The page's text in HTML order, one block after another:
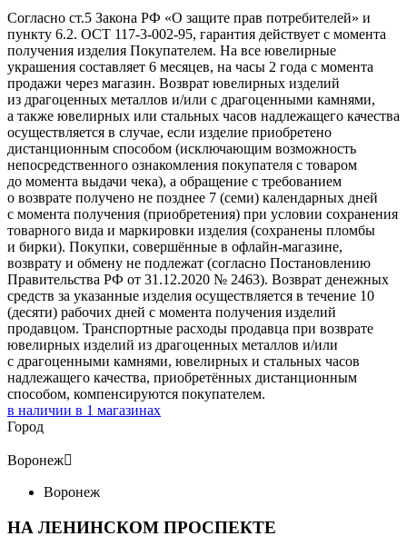
Согласно ст.5 Закона РФ «О защите прав потребителей» и
пункту 6.2. ОСТ 117-3-002-95, гарантия действует с момента
получения изделия Покупателем. На все ювелирные
украшения составляет 6 месяцев, на часы 2 года с момента
продажи через магазин. Возврат ювелирных изделий
из драгоценных металлов и/или с драгоценными камнями,
а также ювелирных или стальных часов надлежащего качества
осуществляется в случае, если изделие приобретено
дистанционным способом (исключающим возможность
непосредственного ознакомления покупателя с товаром
до момента выдачи чека), а обращение с требованием
о возврате получено не позднее 7 (семи) календарных дней
с момента получения (приобретения) при условии сохранения
товарного вида и маркировки изделия (сохранены пломбы
и бирки). Покупки, совершённые в офлайн-магазине,
возврату и обмену не подлежат (согласно Постановлению
Правительства РФ от 31.12.2020 № 2463). Возврат денежных
средств за указанные изделия осуществляется в течение 10
(десяти) рабочих дней с момента получения изделий
продавцом. Транспортные расходы продавца при возврате
ювелирных изделий из драгоценных металлов и/или
с драгоценными камнями, ювелирных и стальных часов
надлежащего качества, приобретённых дистанционным
способом, компенсируются покупателем.
в наличии в 1 магазинах
Город
Воронеж
Воронеж
НА ЛЕНИНСКОМ ПРОСПЕКТЕ